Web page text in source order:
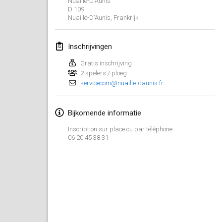
D 109
Nuaillé-D'Aunis Frankrijk
Inschrijvingen
Gratis inschrijving
2 spelers / ploeg
servicecom@nuaille-daunis.fr
Bijkomende informatie
Inscription sur place ou par téléphone:
06 20 45 38 31
februari 2022
MS v MÖLKPARKURU
4 feb. 2022|Tsjechië
GEANNULEERD
TangoMölkky
5 feb. 2022|Finland
12 feb. 2022|Finland